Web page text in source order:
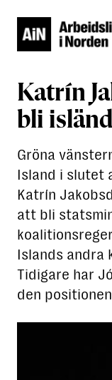
Katrín
bli
Gröna
Island i slutet
Katrín
att bli
Islands andra
Tidigare har
den